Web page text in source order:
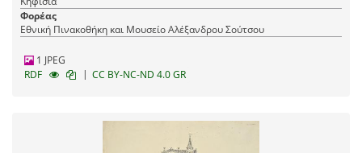
Φορέας
Εθνική Πινακοθήκη και Μουσείο Αλέξανδρου Σούτσου
1 JPEG
RDF
| CC BY-NC-ND 4.0 GR